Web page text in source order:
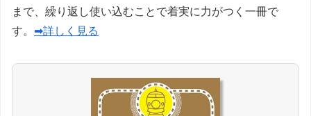
まで、繰り返し使い込むことで着実に力がつく一冊で
す。 ➡詳しく見る